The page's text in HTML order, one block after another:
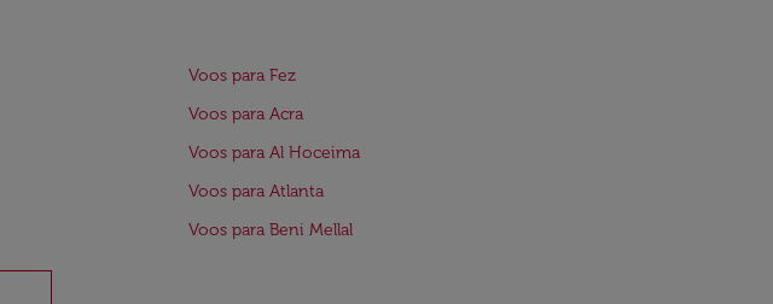
Voos para Fez
Voos para Acra
Voos para Al Hoceima
Voos para Atlanta
Voos para Beni Mellal